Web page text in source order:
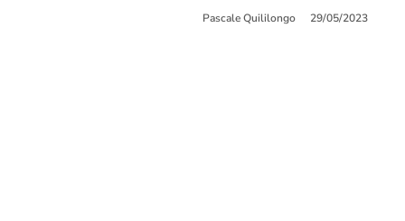
Pascale Quililongo 29/05/2023